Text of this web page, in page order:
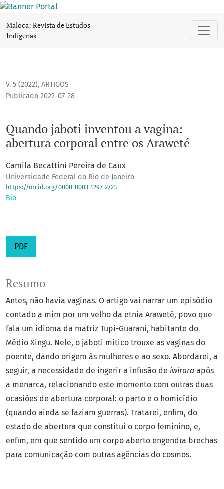
Maloca: Revista de Estudos
Indígenas
V. 5 (2022), ARTIGOS
Quando jaboti inventou a vagina:
abertura corporal entre os Araweté
Publicado 2022-07-28
Camila Becattini Pereira de Caux
Universidade Federal do Rio de Janeiro
https://orcid.org/0000-0003-1297-2723
Bio
PDF
Resumo
Antes, não havia vaginas. O artigo vai narrar um episódio
contado a mim por um velho da etnia Araweté, povo que
fala um idioma da matriz Tupi-Guarani, habitante do
Médio Xingu. Nele, o jaboti mítico trouxe as vaginas do
poente, dando origem às mulheres e ao sexo. Abordarei, a
seguir, a necessidade de ingerir a infusão de iwirara após
a menarca, relacionando este momento com outras duas
ocasiões de abertura corporal: o parto e o homicídio
(quando ainda se faziam guerras). Tratarei, enfim, do
estado de abertura que constitui o corpo feminino, e,
enfim, em que sentido um corpo aberto engendra brechas
para comunicação com outras agências do cosmos.